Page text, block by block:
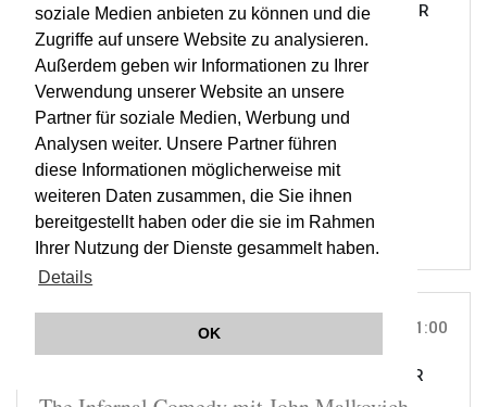
soziale Medien anbieten zu können und die
Zugriffe auf unsere Website zu analysieren.
Außerdem geben wir Informationen zu Ihrer
Verwendung unserer Website an unsere
Partner für soziale Medien, Werbung und
Analysen weiter. Unsere Partner führen
diese Informationen möglicherweise mit
weiteren Daten zusammen, die Sie ihnen
bereitgestellt haben oder die sie im Rahmen
Ihrer Nutzung der Dienste gesammelt haben.
Details
OK
AUDITORIUM OSCAR NIEMEYER, ITALIEN |ON TOUR
The Infernal Comedy
ORCHESTER WIENER AKADEMIE
MARTIN HASELBÖCK
OWA
BHN
21:00
ON TOUR